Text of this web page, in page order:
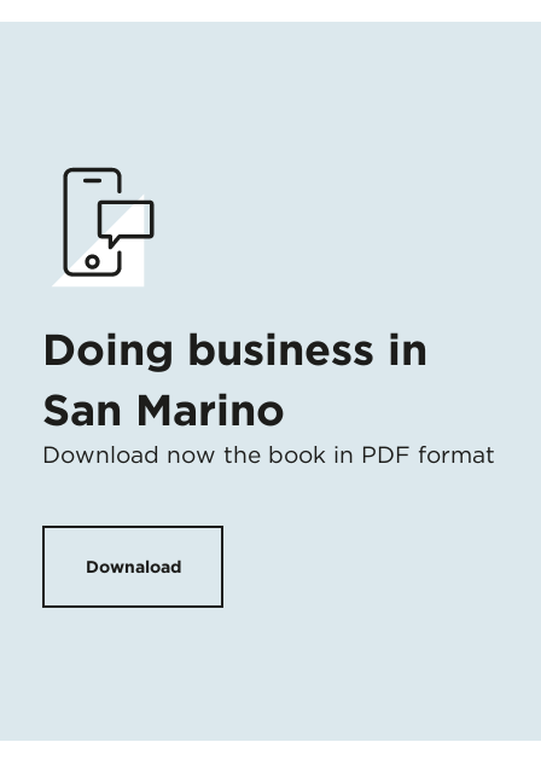
Doing business in
San Marino
Download now the book in PDF format
Downaload